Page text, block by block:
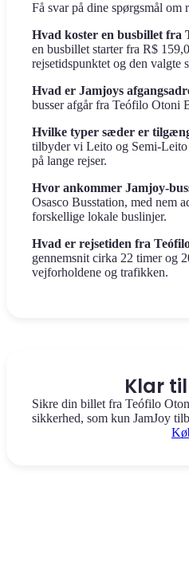
Få svar på dine spørgsmål
Hvad koster en busbillet fra
en busbillet starter fra R$
rejsetidspunktet og den valgte
Hvad er Jamjoys
busser afgår fra Teófilo Otoni
Hvilke typer sæder er
tilbyder vi Leito og Semi-
på lange rejser.
Hvor ankommer Jamjoy-
Osasco Busstation, med nem
forskellige lokale buslinjer.
Hvad er rejsetiden fra
gennemsnit cirka 22 timer og
vejforholdene og trafikken.
Klar
Sikre din billet fra Teófilo
sikkerhed, som kun JamJoy